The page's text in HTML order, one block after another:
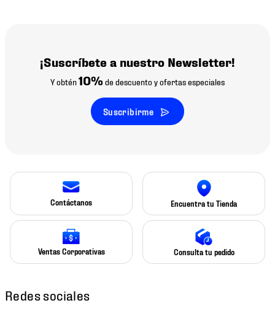
¡Suscríbete a nuestro Newsletter!
Y obtén10% de descuento y ofertas especiales
Suscribirme
Contáctanos Encuentra tu Tienda
Ventas Corporativas Consulta tu pedido
Redes sociales